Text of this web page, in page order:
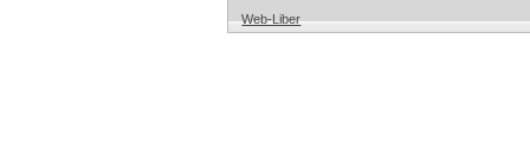
Web-Liber